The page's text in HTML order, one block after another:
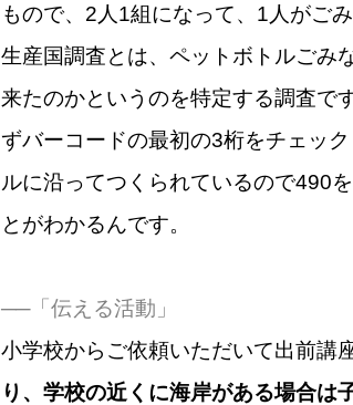
もので、2人1組になって、1人がご
生産国調査とは、ペットボトルごみ
来たのかというのを特定する調査で
ずバーコードの最初の3桁をチェッ
ルに沿ってつくられているので490
とがわかるんです。
──「伝える活動」
小学校からご依頼いただいて出前講
り、学校の近くに海岸がある場合は